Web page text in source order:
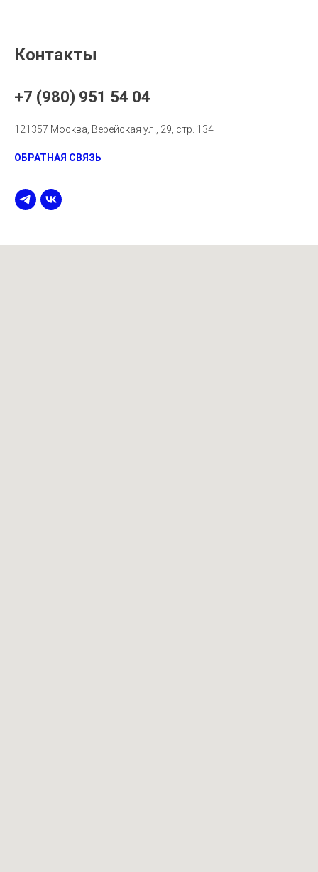
Контакты
+7 (980) 951 54 04
121357 Москва, Верейская ул., 29, стр. 134
ОБРАТНАЯ СВЯЗЬ